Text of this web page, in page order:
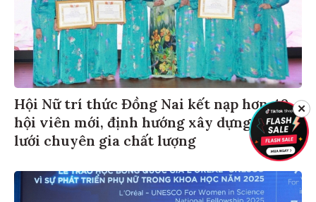
Hội Nữ trí thức Đồng Nai kết nạp hơn 40
hội viên mới, định hướng xây dựng mạng
lưới chuyên gia chất lượng
✕